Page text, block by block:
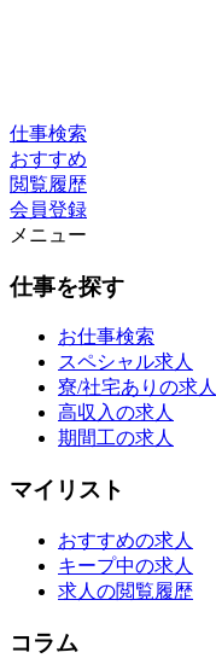
仕事検索
おすすめ
閲覧履歴
会員登録
メニュー
仕事を探す
お仕事検索
スペシャル求人
寮/社宅ありの求人
高収入の求人
期間工の求人
マイリスト
おすすめの求人
キープ中の求人
求人の閲覧履歴
コラム